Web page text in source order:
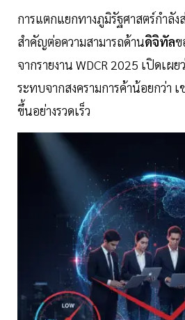
การแตกแยกทางภูมิรัฐศาสตร์กำลั
สำคัญต่อความสามารถด้านดิจิทัลข
จากรายงาน WDCR 2025 เปิดเผ
ระทบจากสงครามการค้าน้อยกว่า
ขึ้นอย่างรวดเร็ว